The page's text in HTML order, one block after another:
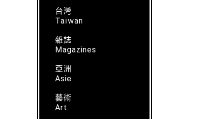
台灣
Taïwan
雜誌
Magazines
亞洲
Asie
藝術
Art